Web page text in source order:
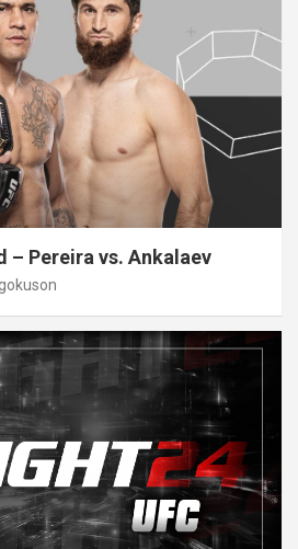
– Pereira vs. Ankalaev
gokuson